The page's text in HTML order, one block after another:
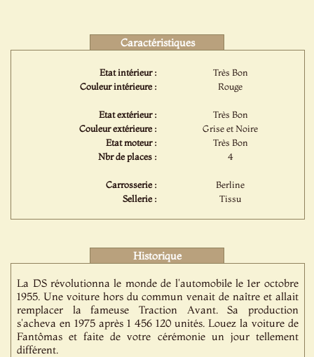
Caractéristiques
Etat intérieur :
Très Bon
Couleur intérieure :
Rouge
Etat extérieur :
Très Bon
Couleur extérieure :
Grise et Noire
Etat moteur :
Très Bon
Nbr de places :
4
Carrosserie :
Berline
Sellerie :
Tissu
Historique
La DS révolutionna le monde de l'automobile le 1er octobre
1955. Une voiture hors du commun venait de naître et allait
remplacer la fameuse Traction Avant. Sa production
s'acheva en 1975 après 1 456 120 unités. Louez la voiture de
Fantômas et faite de votre cérémonie un jour tellement
différent.